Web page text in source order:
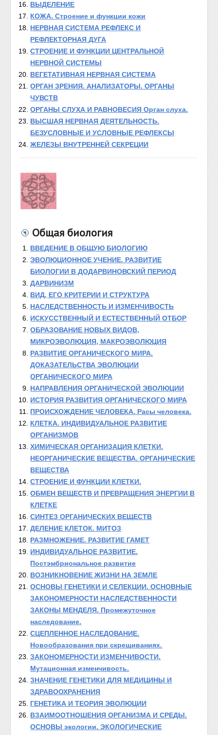
ВЫДЕЛЕНИЕ
КОЖА. Строение и функции кожи
НЕРВНАЯ СИСТЕМА РЕФЛЕКС И
РЕФЛЕКТОРНАЯ ДУГА
СТРОЕНИЕ И ФУНКЦИИ ЦЕНТРАЛЬНОЙ
НЕРВНОЙ СИСТЕМЫ
ВЕГЕТАТИВНАЯ НЕРВНАЯ СИСТЕМА
ОРГАН ЗРЕНИЯ. АНАЛИЗАТОРЫ. ОРГАНЫ
ЧУВСТВ
ОРГАНЫ СЛУХА И РАВНОВЕСИЯ Орган слуха.
ВЫСШАЯ НЕРВНАЯ ДЕЯТЕЛЬНОСТЬ.
БЕЗУСЛОВНЫЕ И УСЛОВНЫЕ РЕФЛЕКСЫ
ЖЕЛЕЗЫ ВНУТРЕННЕЙ СЕКРЕЦИИ
Общая биология
ВВЕДЕНИЕ В ОБЩУЮ БИОЛОГИЮ
ЭВОЛЮЦИОННОЕ УЧЕНИЕ. РАЗВИТИЕ
БИОЛОГИИ В ДОДАРВИНОВСКИЙ ПЕРИОД
ДАРВИНИЗМ
ВИД, ЕГО КРИТЕРИИ И СТРУКТУРА
НАСЛЕДСТВЕННОСТЬ И ИЗМЕНЧИВОСТЬ
ИСКУССТВЕННЫЙ И ЕСТЕСТВЕННЫЙ ОТБОР
ОБРАЗОВАНИЕ НОВЫХ ВИДОВ,
МИКРОЭВОЛЮЦИЯ, МАКРОЭВОЛЮЦИЯ
РАЗВИТИЕ ОРГАНИЧЕСКОГО МИРА.
ДОКАЗАТЕЛЬСТВА ЭВОЛЮЦИИ
ОРГАНИЧЕСКОГО МИРА
НАПРАВЛЕНИЯ ОРГАНИЧЕСКОЙ ЭВОЛЮЦИИ
ИСТОРИЯ РАЗВИТИЯ ОРГАНИЧЕСКОГО МИРА
ПРОИСХОЖДЕНИЕ ЧЕЛОВЕКА. Расы человека.
КЛЕТКА. ИНДИВИДУАЛЬНОЕ РАЗВИТИЕ
ОРГАНИЗМОВ
ХИМИЧЕСКАЯ ОРГАНИЗАЦИЯ КЛЕТКИ.
НЕОРГАНИЧЕСКИЕ ВЕЩЕСТВА. ОРГАНИЧЕСКИЕ
ВЕЩЕСТВА
СТРОЕНИЕ И ФУНКЦИИ КЛЕТКИ.
ОБМЕН ВЕЩЕСТВ И ПРЕВРАЩЕНИЯ ЭНЕРГИИ В
КЛЕТКЕ
СИНТЕЗ ОРГАНИЧЕСКИХ ВЕЩЕСТВ
ДЕЛЕНИЕ КЛЕТОК. МИТОЗ
РАЗМНОЖЕНИЕ. РАЗВИТИЕ ГАМЕТ
ИНДИВИДУАЛЬНОЕ РАЗВИТИЕ.
Постэмбриональное развитие
ВОЗНИКНОВЕНИЕ ЖИЗНИ НА ЗЕМЛЕ
ОСНОВЫ ГЕНЕТИКИ И СЕЛЕКЦИИ. ОСНОВНЫЕ
ЗАКОНОМЕРНОСТИ НАСЛЕДСТВЕННОСТИ
ЗАКОНЫ МЕНДЕЛЯ. Промежуточное
наследование.
СЦЕПЛЕННОЕ НАСЛЕДОВАНИЕ.
Новообразования при скрещиваниях.
ЗАКОНОМЕРНОСТИ ИЗМЕНЧИВОСТИ.
Мутационная изменчивость.
ЗНАЧЕНИЕ ГЕНЕТИКИ ДЛЯ МЕДИЦИНЫ И
ЗДРАВООХРАНЕНИЯ
ГЕНЕТИКА И ТЕОРИЯ ЭВОЛЮЦИИ
ВЗАИМООТНОШЕНИЯ ОРГАНИЗМА И СРЕДЫ.
ОСНОВЫ экологии. ЭКОЛОГИЧЕСКИЕ